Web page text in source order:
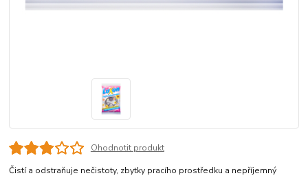
Ohodnotit produkt
Čistí a odstraňuje nečistoty, zbytky pracího prostředku a nepříjemný